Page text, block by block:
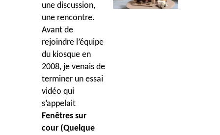
une discussion,
une rencontre.
Avant de
rejoindre l’équipe
du kiosque en
2008, je venais de
terminer un essai
vidéo qui
s’appelait
Fenêtres sur
cour (Quelque